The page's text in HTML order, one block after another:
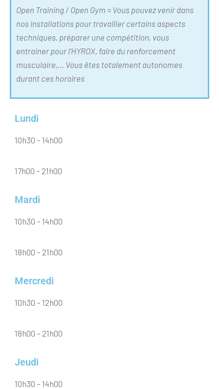
Open Training / Open Gym = Vous pouvez venir dans
nos installations pour travailler certains aspects
techniques, préparer une compétition, vous
entrainer pour l’HYROX, faire du renforcement
musculaire,… Vous êtes totalement autonomes
durant ces horaires
Lundi
10h30 – 14h00
17h00 – 21h00
Mardi
10h30 – 14h00
18h00 – 21h00
Mercredi
10h30 – 12h00
18h00 – 21h00
Jeudi
10h30 – 14h00